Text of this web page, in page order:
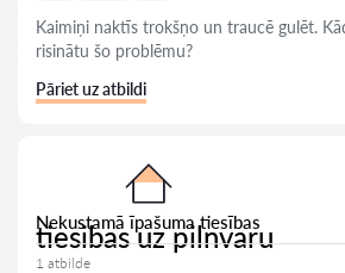
Kaimiņi naktīs trokšņo un traucē gulēt.
risinātu šo problēmu?
Pāriet uz atbildi
Nekustamā īpašuma tiesības
tiesibas uz pilnvaru
1 atbilde